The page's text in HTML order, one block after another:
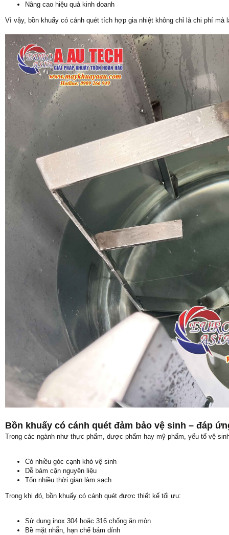
Nâng cao hiệu quả kinh doanh
Vì vậy, bồn khuấy có cánh quét tích hợp gia nhiệt không chỉ là chi phí mà
Bồn khuấy có cánh quét đảm bảo vệ sinh – đáp
Trong các ngành như thực phẩm, dược phẩm hay mỹ phẩm, yếu tố vệ
Có nhiều góc cạnh khó vệ sinh
Dễ bám cặn nguyên liệu
Tốn nhiều thời gian làm sạch
Trong khi đó, bồn khuấy có cánh quét được thiết kế tối ưu:
Sử dụng inox 304 hoặc 316 chống ăn mòn
Bề mặt nhẵn, hạn chế bám dính